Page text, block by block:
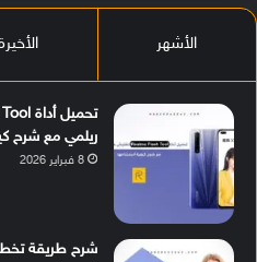
الأشهر
ريلمي مع شرح
8 فبراير 2026
شرح طريقة